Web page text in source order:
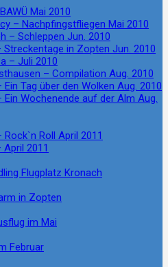
Mai 2010
– Nachpfingstfliegen Mai 2010
– Schleppen Jun. 2010
Streckentage in Zopten Jun. 2010
– Juli 2010
– Compilation Aug. 2010
Tag über den Wolken Aug. 2010
Ein Wochenende auf der Alm Aug.
Roll April 2011
2011
Flugplatz Kronach
in Zopten
im Mai
Februar